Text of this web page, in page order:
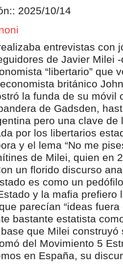
2025/10/14
entrevistas con
de Javier Milei
“libertario” que
británico
la funda de su móvil
de Gadsden,
pero una clave de
por los libertarios
y el lema “No me
de Milei, quien en
un florido discurso
es como un
y la mafia prefiero
parecían “ideas fuera
bastante estatista
que Milei construyó
del Movimiento 5
en España, su